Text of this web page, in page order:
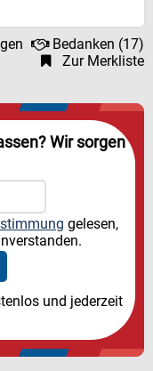
Bedanken (17)
Zur Merkliste
Wir sorgen
gelesen,
und jederzeit